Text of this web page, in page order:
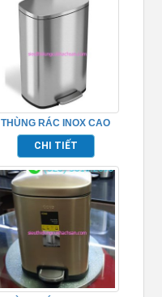
THÙNG RÁC INOX CAO
CẤP HÌNH CHỮ NHẬT
TPHM096
CHI TIẾT